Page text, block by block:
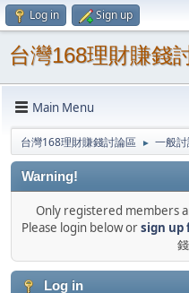
Log in Sign up
台灣168理財賺錢
Main Menu
台灣168理財賺錢討論區 ► 一般
Warning!
Only registered members
Please login below orsign up
Log in